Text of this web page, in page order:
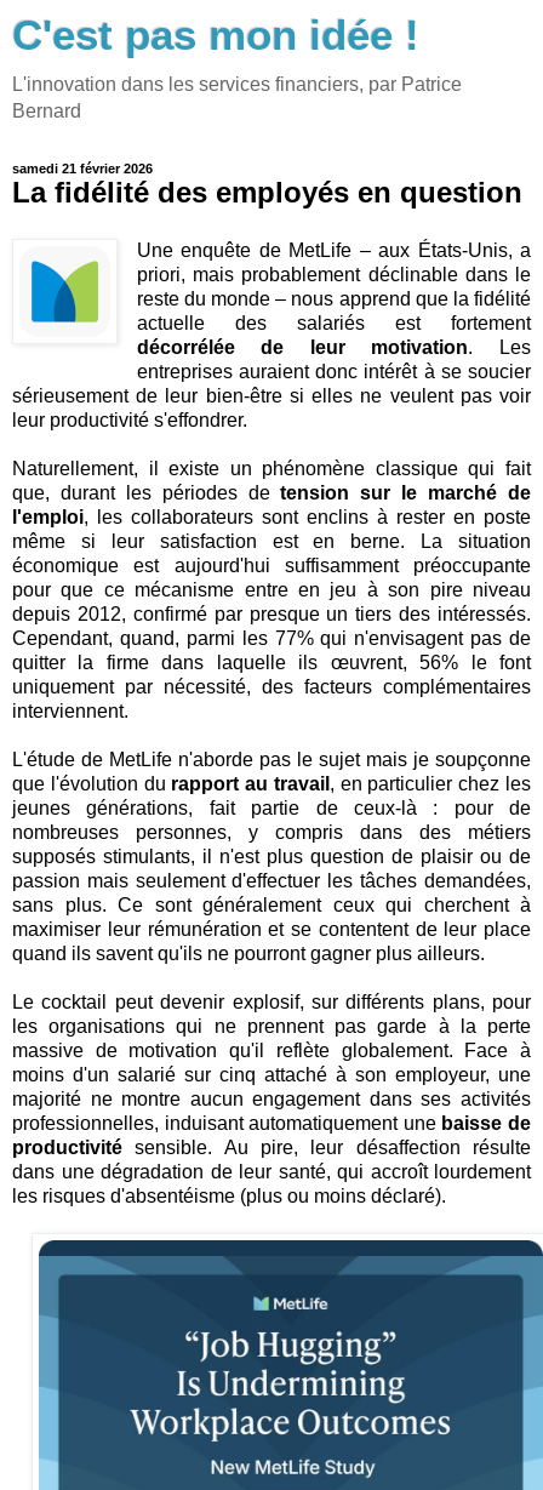
C'est pas mon idée !
L'innovation dans les services financiers, par Patrice
Bernard
samedi 21 février 2026
La fidélité des employés en question
Une enquête de MetLife – aux États-Unis, a
priori, mais probablement déclinable dans le
reste du monde – nous apprend que la fidélité
actuelle des salariés est fortement
décorrélée de leur motivation. Les
entreprises auraient donc intérêt à se soucier
sérieusement de leur bien-être si elles ne veulent pas voir
leur productivité s'effondrer.
Naturellement, il existe un phénomène classique qui fait
que, durant les périodes detension sur le marché de
l'emploi, les collaborateurs sont enclins à rester en poste
même si leur satisfaction est en berne. La situation
économique est aujourd'hui suffisamment préoccupante
pour que ce mécanisme entre en jeu à son pire niveau
depuis 2012, confirmé par presque un tiers des intéressés.
Cependant, quand, parmi les 77% qui n'envisagent pas de
quitter la firme dans laquelle ils œuvrent, 56% le font
uniquement par nécessité, des facteurs complémentaires
interviennent.
L'étude de MetLife n'aborde pas le sujet mais je soupçonne
que l'évolution du rapport au travail , en particulier chez les
jeunes générations, fait partie de ceux-là : pour de
nombreuses personnes, y compris dans des métiers
supposés stimulants, il n'est plus question de plaisir ou de
passion mais seulement d'effectuer les tâches demandées,
sans plus. Ce sont généralement ceux qui cherchent à
maximiser leur rémunération et se contentent de leur place
quand ils savent qu'ils ne pourront gagner plus ailleurs.
Le cocktail peut devenir explosif, sur différents plans, pour
les organisations qui ne prennent pas garde à la perte
massive de motivation qu'il reflète globalement. Face à
moins d'un salarié sur cinq attaché à son employeur, une
majorité ne montre aucun engagement dans ses activités
professionnelles, induisant automatiquement une baisse de
productivité sensible. Au pire, leur désaffection résulte
dans une dégradation de leur santé, qui accroît lourdement
les risques d'absentéisme (plus ou moins déclaré).